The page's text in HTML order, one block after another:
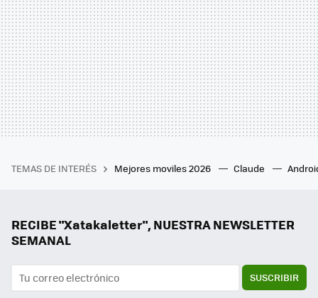
TEMAS DE INTERÉS Mejores moviles 2026 Claude
RECIBE "Xatakaletter", NUESTRA NEWSLETTER
SEMANAL
SUSCRIBIR